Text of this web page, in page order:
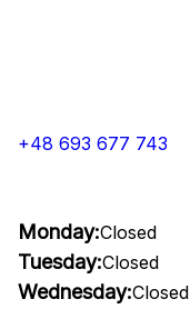
+48 693 677 743
Monday:Closed
Tuesday:Closed
Wednesday:Closed